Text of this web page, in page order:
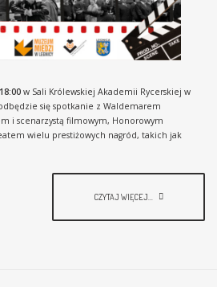
w Sali Królewskiej Akademii Rycerskiej w
się spotkanie z Waldemarem
i scenarzystą filmowym, Honorowym
wielu prestiżowych nagród, takich jak
CZYTAJ WIĘCEJ...